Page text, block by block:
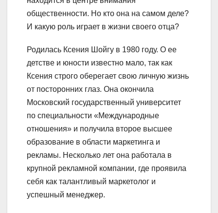
общественности. Но кто она на самом деле?
И какую роль играет в жизни своего отца?
Родилась Ксения Шойгу в 1980 году. О ее
детстве и юности известно мало, так как
Ксения строго оберегает свою личную жизнь
от посторонних глаз. Она окончила
Московский государственный университет
по специальности «Международные
отношения» и получила второе высшее
образование в области маркетинга и
рекламы. Несколько лет она работала в
крупной рекламной компании, где проявила
себя как талантливый маркетолог и
успешный менеджер.